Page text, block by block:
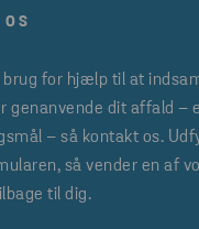
OS
brug for hjælp til at
genanvende dit affald –
– så kontakt os.
så vender en af
til dig.